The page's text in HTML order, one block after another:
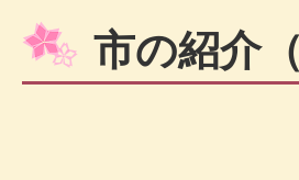
市の紹介